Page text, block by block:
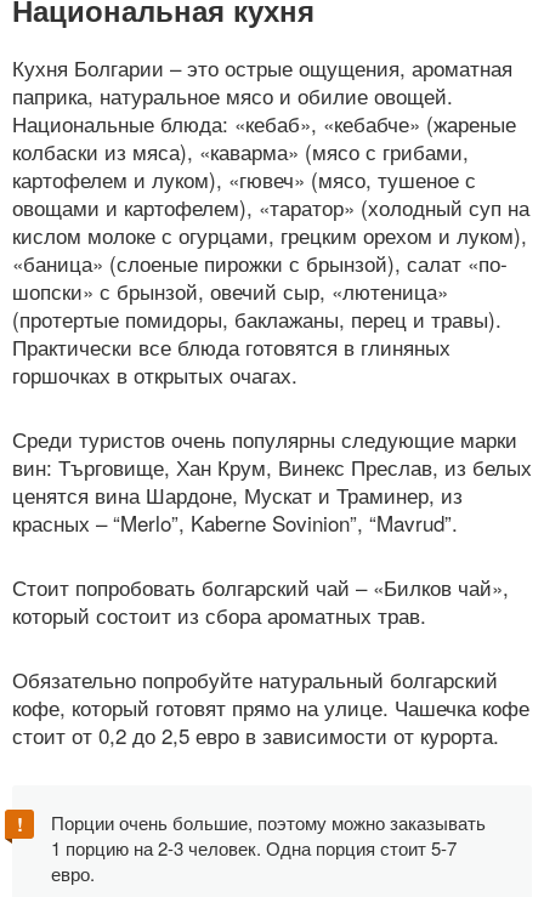
Национальная кухня
Кухня Болгарии – это острые ощущения, ароматная
паприка, натуральное мясо и обилие овощей.
Национальные блюда: «кебаб», «кебабче» (жареные
колбаски из мяса), «каварма» (мясо с грибами,
картофелем и луком), «гювеч» (мясо, тушеное с
овощами и картофелем), «таратор» (холодный суп на
кислом молоке с огурцами, грецким орехом и луком),
«баница» (слоеные пирожки с брынзой), салат «по-
шопски» с брынзой, овечий сыр, «лютеница»
(протертые помидоры, баклажаны, перец и травы).
Практически все блюда готовятся в глиняных
горшочках в открытых очагах.
Среди туристов очень популярны следующие марки
вин: Търговище, Хан Крум, Винекс Преслав, из белых
ценятся вина Шардоне, Мускат и Траминер, из
красных – “Merlo”, Kaberne Sovinion”, “Mavrud”.
Стоит попробовать болгарский чай – «Билков чай»,
который состоит из сбора ароматных трав.
Обязательно попробуйте натуральный болгарский
кофе, который готовят прямо на улице. Чашечка кофе
стоит от 0,2 до 2,5 евро в зависимости от курорта.
Порции очень большие, поэтому можно заказывать
1 порцию на 2-3 человек. Одна порция стоит 5-7
евро.